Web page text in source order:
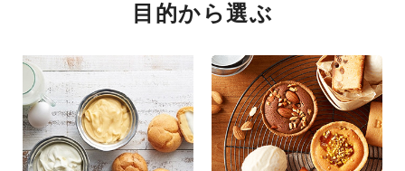
目的から選ぶ